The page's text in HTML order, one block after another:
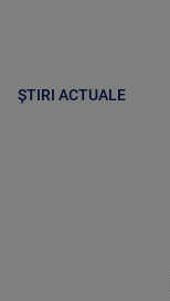
ȘTIRI ACTUALE